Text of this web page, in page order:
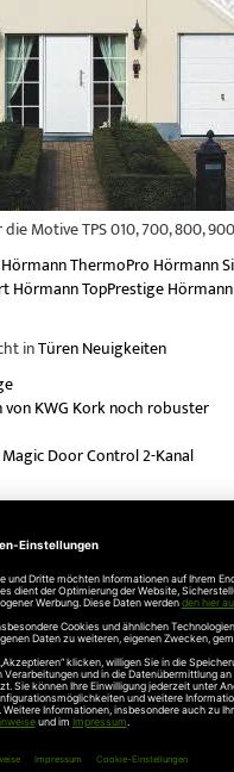
Motive TPS 010, 700, 800,
Hörmann ThermoPro Hörmann
Hörmann TopPrestige
inTüren Neuigkeiten
KWG Kork noch robuster
Door Control 2-Kanal
einbruchhemmender
Feuerschutztür H8-5
Multifunktionstür H3D